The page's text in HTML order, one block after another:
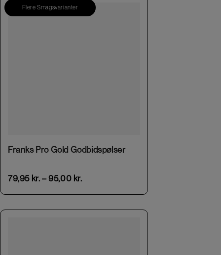
Flere Smagsvarianter
Franks Pro Gold Godbidspølser
79,95 kr.–95,00 kr.